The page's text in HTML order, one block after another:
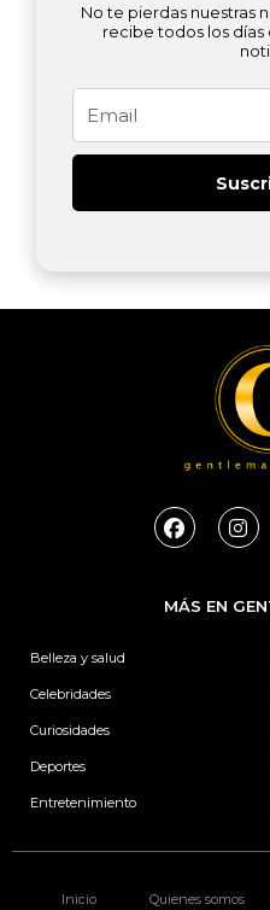
No te pierdas nuestras
recibe todos los días
F
a
b
o
I
n
a
g
MÁS EN
Belleza y salud
Celebridades
Curiosidades
Deportes
Entretenimiento
Inicio Quienes somos